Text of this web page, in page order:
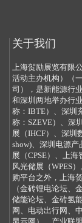
关于我们
上海贺励展览有限
活动主办机构）（
司），是新能源行
和深圳两地举办行
称：IBTE）、深圳
称：SZEVE）、深
展（IHCF）、深圳
show)、深圳电源
展（CPSE）、上
风光储展（WPES
购平台之外，上海
（金砖锂电论坛、
储能论坛、金砖氢
网、电动出行网、